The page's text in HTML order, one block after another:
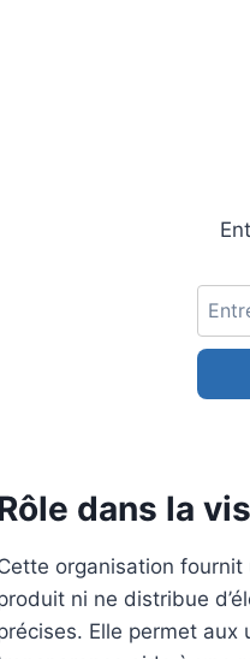
dans la
organisation fournit
ni ne distribue
Elle permet